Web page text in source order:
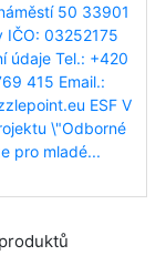
50 33901
IČO: 03252175
údaje Tel.: +420
415 Email.:
ESF V
\"Odborné
pro mladé...